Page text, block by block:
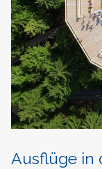
Ausflüge in